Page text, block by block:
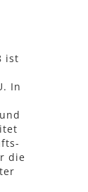
ist
In
die